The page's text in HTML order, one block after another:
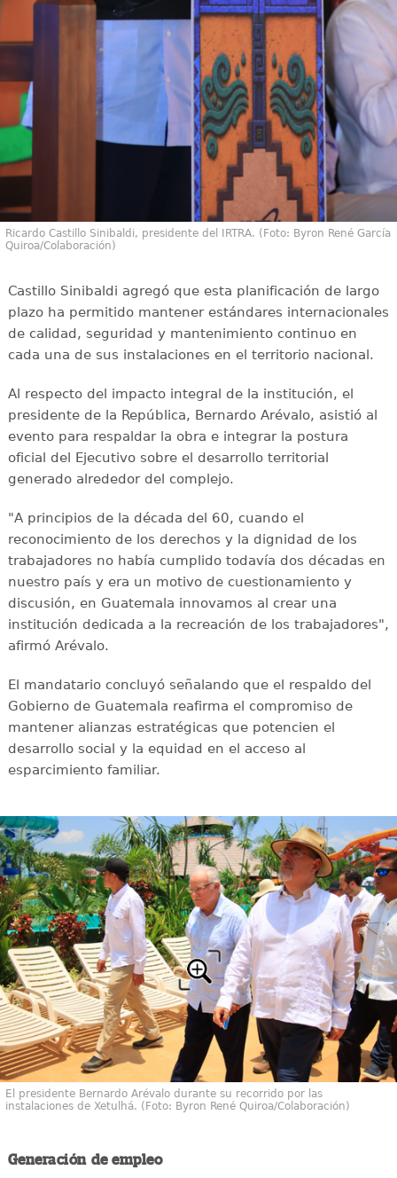
Ricardo Castillo Sinibaldi, presidente del IRTRA. (Foto: Byron René García
Quiroa/Colaboración)
Castillo Sinibaldi agregó que esta planificación de largo
plazo ha permitido mantener estándares internacionales
de calidad, seguridad y mantenimiento continuo en
cada una de sus instalaciones en el territorio nacional.
Al respecto del impacto integral de la institución, el
presidente de la República, Bernardo Arévalo, asistió al
evento para respaldar la obra e integrar la postura
oficial del Ejecutivo sobre el desarrollo territorial
generado alrededor del complejo.
"A principios de la década del 60, cuando el
reconocimiento de los derechos y la dignidad de los
trabajadores no había cumplido todavía dos décadas en
nuestro país y era un motivo de cuestionamiento y
discusión, en Guatemala innovamos al crear una
institución dedicada a la recreación de los trabajadores",
afirmó Arévalo.
El mandatario concluyó señalando que el respaldo del
Gobierno de Guatemala reafirma el compromiso de
mantener alianzas estratégicas que potencien el
desarrollo social y la equidad en el acceso al
esparcimiento familiar.
El presidente Bernardo Arévalo durante su recorrido por las
instalaciones de Xetulhá. (Foto: Byron René Quiroa/Colaboración)
Generación de empleo